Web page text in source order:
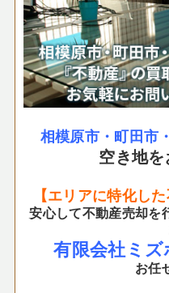
相模原市・町田市
空き地
【エリアに特化し
安心して不動産売却を
有限会社ミ
お任